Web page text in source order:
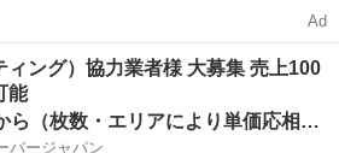
Ad
ィング）協力業者様 大募集 売上100
能
1枚3円から（枚数・エリアにより単価応相談）
バージャパン